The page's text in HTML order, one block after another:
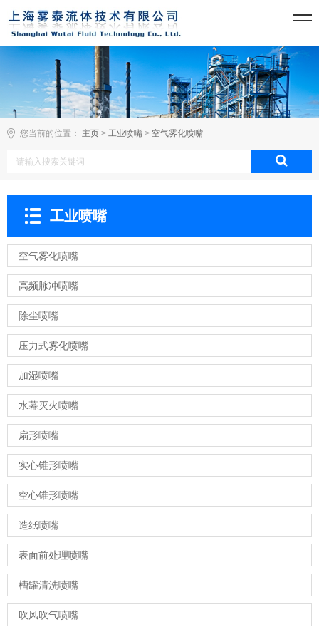
您当前的位置： 主页 > 工业喷嘴 > 空气雾化喷嘴
工业喷嘴
空气雾化喷嘴
高频脉冲喷嘴
除尘喷嘴
压力式雾化喷嘴
加湿喷嘴
水幕灭火喷嘴
扇形喷嘴
实心锥形喷嘴
空心锥形喷嘴
造纸喷嘴
表面前处理喷嘴
槽罐清洗喷嘴
吹风吹气喷嘴